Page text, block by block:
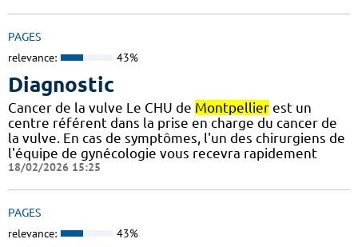
PAGES
relevance: 43%
Diagnostic
Cancer de la vulve Le CHU de Montpellier est un
centre référent dans la prise en charge du cancer de
la vulve. En cas de symptômes, l'un des chirurgiens de
l'équipe de gynécologie vous recevra rapidement
18/02/2026 15:25
PAGES
relevance: 43%